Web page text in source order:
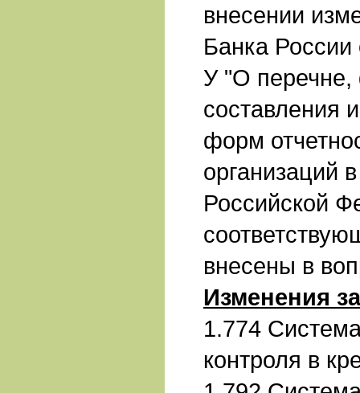
внесении
Банка России
У "О
составления
форм
организаций
Российской
внесены в
Изменения
1.774
контроля в